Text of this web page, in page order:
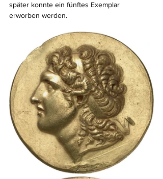
später konnte ein fünftes Exemplar
erworben werden.